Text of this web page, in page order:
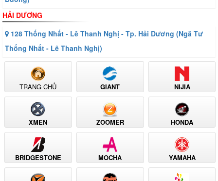
HẢI DƯƠNG
128 Thống Nhất - Lê Thanh Nghị - Tp. Hải Dương (Ngã Tư
Thống Nhất - Lê Thanh Nghị)
TRANG CHỦ GIANT NIJIA
XMEN ZOOMER HONDA
BRIDGESTONE MOCHA YAMAHA